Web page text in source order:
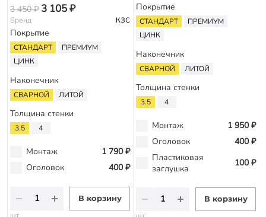
3 450 ₽ 3 105 ₽
Бренд КЗС
Покрытие
СТАНДАРТ
ПРЕМИУМ
ЦИНК
Наконечник
СВАРНОЙ ЛИТОЙ
Толщина стенки
3.5 4
Монтаж
1 790 ₽
Оголовок
400 ₽
В корзину
Покрытие
СТАНДАРТ
ПРЕМИУМ
ЦИНК
Наконечник
СВАРНОЙ ЛИТОЙ
Толщина стенки
3.5 4
Монтаж
1 950 ₽
Оголовок
400 ₽
Пластиковая
заглушка
100 ₽
В корзину